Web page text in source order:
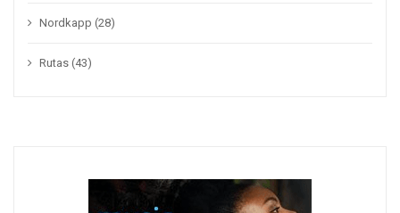
Nordkapp (28)
Rutas (43)